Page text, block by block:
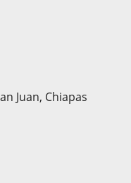
Juan, Chiapas